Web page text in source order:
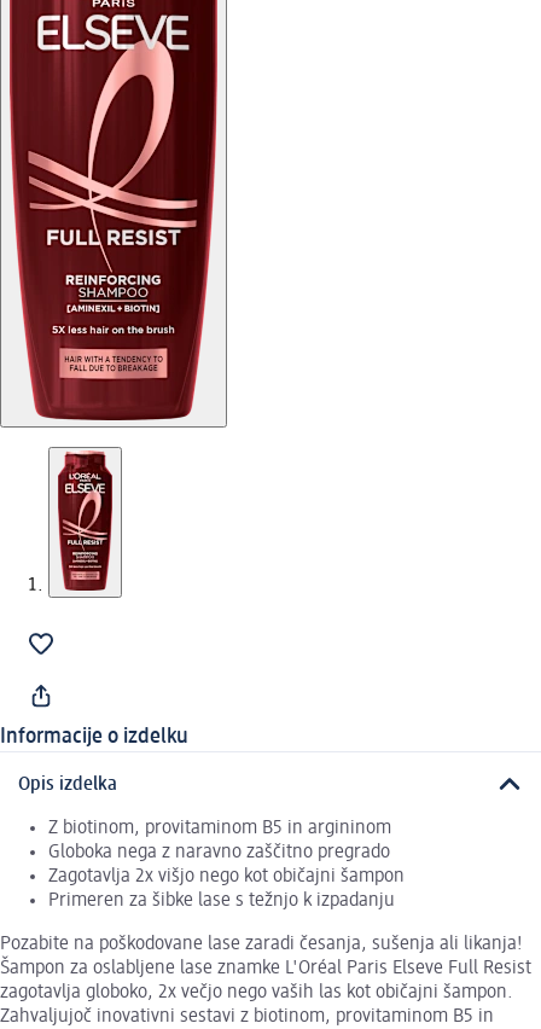
Informacije o izdelku
Opis izdelka
Z biotinom, provitaminom B5 in argininom
Globoka nega z naravno zaščitno pregrado
Zagotavlja 2x višjo nego kot običajni šampon
Primeren za šibke lase s težnjo k izpadanju
Pozabite na poškodovane lase zaradi česanja, sušenja ali likanja!
Šampon za oslabljene lase znamke L'Oréal Paris Elseve Full Resist
zagotavlja globoko, 2x večjo nego vaših las kot običajni šampon.
Zahvaljujoč inovativni sestavi z biotinom, provitaminom B5 in